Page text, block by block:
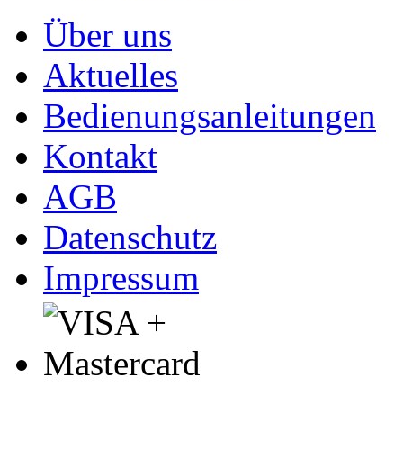
Über uns
Aktuelles
Bedienungsanleitungen
Kontakt
AGB
Datenschutz
Impressum